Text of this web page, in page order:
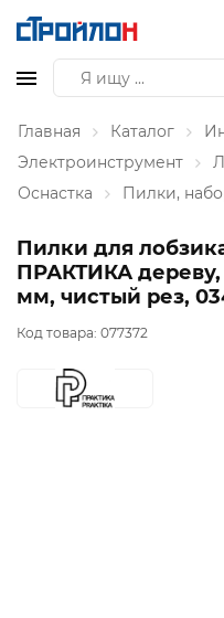
Главная Каталог
Электроинструмент
Оснастка
Пилки,
Пилки для
ПРАКТИКА дереву,
мм, чистый рез,
Код товара: 077372